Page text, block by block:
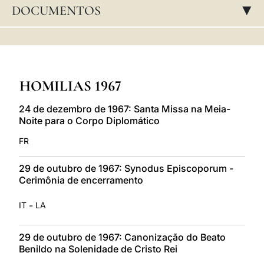
DOCUMENTOS ▸
HOMILIAS 1967
24 de dezembro de 1967: Santa Missa na Meia-
Noite para o Corpo Diplomático
FR
29 de outubro de 1967: Synodus Episcoporum -
Cerimônia de encerramento
IT - LA
29 de outubro de 1967: Canonização do Beato
Benildo na Solenidade de Cristo Rei